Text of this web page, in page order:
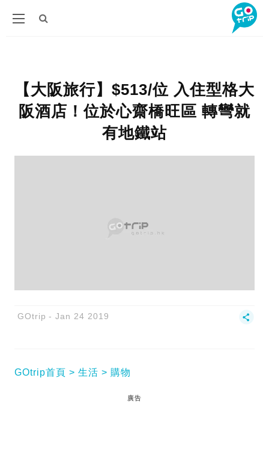
【大阪旅行】$513/位 入住型格大
阪酒店！位於心齋橋旺區 轉彎就
有地鐵站
GOtrip Jan 24 2019
GOtrip首頁 生活 購物
廣告